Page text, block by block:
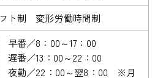
ト制 変形労働時間制
番／8：00～17：00
番／13：00～22：00
勤／22：00～翌8：00 ※月